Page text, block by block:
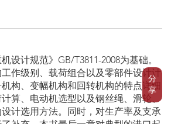
分
享
设计规范》GB/T3811-2008为基础。
作级别、载荷组合以及零部件设计计
构、变幅机构和回转机构的特点详细
算、电动机选型以及钢丝绳、滑轮、
计选用方法。同时，对生产率及支承